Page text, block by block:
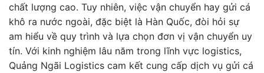
chất lượng cao. Tuy nhiên, việc vận chuyển hay gửi cá
khô ra nước ngoài, đặc biệt là Hàn Quốc, đòi hỏi sự
am hiểu về quy trình và lựa chọn đơn vị vận chuyển uy
tín. Với kinh nghiệm lâu năm trong lĩnh vực logistics,
Quảng Ngãi Logistics cam kết cung cấp dịch vụ gửi cá